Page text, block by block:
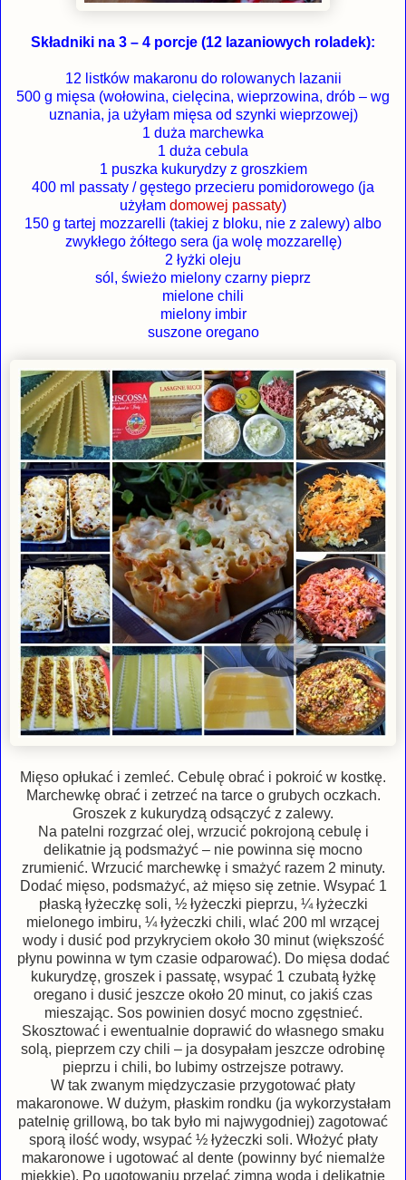
Składniki na 3 – 4 porcje (12 lazaniowych roladek):
12 listków makaronu do rolowanych lazanii
500 g mięsa (wołowina, cielęcina, wieprzowina, drób – wg
uznania, ja użyłam mięsa od szynki wieprzowej)
1 duża marchewka
1 duża cebula
1 puszka kukurydzy z groszkiem
400 ml passaty / gęstego przecieru pomidorowego (ja
użyłam domowej passaty)
150 g tartej mozzarelli (takiej z bloku, nie z zalewy) albo
zwykłego żółtego sera (ja wolę mozzarellę)
2 łyżki oleju
sól, świeżo mielony czarny pieprz
mielone chili
mielony imbir
suszone oregano
Mięso opłukać i zemleć. Cebulę obrać i pokroić w kostkę.
Marchewkę obrać i zetrzeć na tarce o grubych oczkach.
Groszek z kukurydzą odsączyć z zalewy.
Na patelni rozgrzać olej, wrzucić pokrojoną cebulę i
delikatnie ją podsmażyć – nie powinna się mocno
zrumienić. Wrzucić marchewkę i smażyć razem 2 minuty.
Dodać mięso, podsmażyć, aż mięso się zetnie. Wsypać 1
płaską łyżeczkę soli, ½ łyżeczki pieprzu, ¼ łyżeczki
mielonego imbiru, ¼ łyżeczki chili, wlać 200 ml wrzącej
wody i dusić pod przykryciem około 30 minut (większość
płynu powinna w tym czasie odparować). Do mięsa dodać
kukurydzę, groszek i passatę, wsypać 1 czubatą łyżkę
oregano i dusić jeszcze około 20 minut, co jakiś czas
mieszając. Sos powinien dosyć mocno zgęstnieć.
Skosztować i ewentualnie doprawić do własnego smaku
solą, pieprzem czy chili – ja dosypałam jeszcze odrobinę
pieprzu i chili, bo lubimy ostrzejsze potrawy.
W tak zwanym międzyczasie przygotować płaty
makaronowe. W dużym, płaskim rondku (ja wykorzystałam
patelnię grillową, bo tak było mi najwygodniej) zagotować
sporą ilość wody, wsypać ½ łyżeczki soli. Włożyć płaty
makaronowe i ugotować al dente (powinny być niemalże
miękkie). Po ugotowaniu przelać zimną wodą i delikatnie